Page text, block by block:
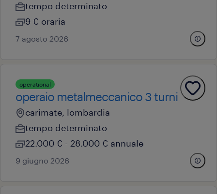
tempo determinato
9 € oraria
7 agosto 2026
operational
operaio metalmeccanico 3 turni
carimate, lombardia
tempo determinato
22.000 € - 28.000 € annuale
9 giugno 2026